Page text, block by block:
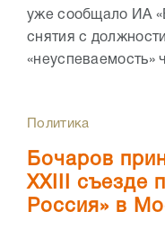
уже сообщало ИА
снятия с
«неуспеваемость»
Политика
Бочаров
XXIII съезде
Россия» в